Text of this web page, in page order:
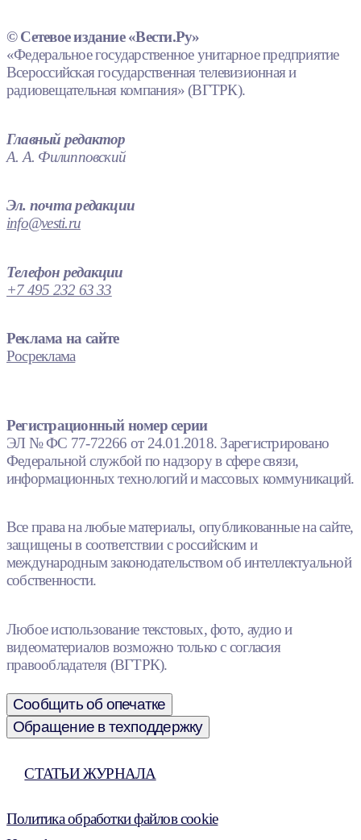
© Сетевое издание «Вести.Ру»
«Федеральное государственное унитарное предприятие
Всероссийская государственная телевизионная и
радиовещательная компания» (ВГТРК).
Главный редактор
А. А. Филипповский
Эл. почта редакции
info@vesti.ru
Телефон редакции
+7 495 232 63 33
Реклама на сайте
Росреклама
Регистрационный номер серии
ЭЛ № ФС 77-72266 от 24.01.2018. Зарегистрировано
Федеральной службой по надзору в сфере связи,
информационных технологий и массовых коммуникаций.
Все права на любые материалы, опубликованные на сайте,
защищены в соответствии с российским и
международным законодательством об интеллектуальной
собственности.
Любое использование текстовых, фото, аудио и
видеоматериалов возможно только с согласия
правообладателя (ВГТРК).
Сообщить об опечатке
Обращение в техподдержку
СТАТЬИ ЖУРНАЛА
Политика обработки файлов cookie